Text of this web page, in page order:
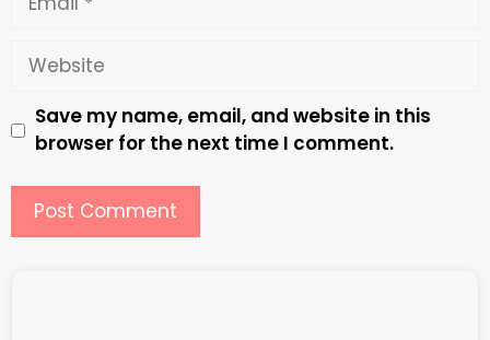
Save my name, email, and website in this
browser for the next time I comment.